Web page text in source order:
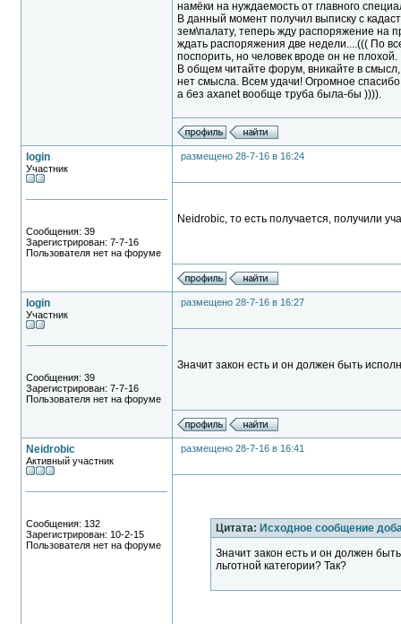
намёки на нуждаемость от главного
В данный момент получил выписку с
зем\палату, теперь жду распоряжение на
ждать распоряжения две недели....((( По
поспорить, но человек вроде он не плохой.
В общем читайте форум, вникайте в
нет смысла. Всем удачи! Огромное
а без axanet вообще труба была-бы )))).
login
Участник
Сообщения: 39
Зарегистрирован: 7-7-16
Пользователя нет на форуме
размещено 28-7-16 в 16:24
Neidrobic, то есть получается, получили
login
Участник
Сообщения: 39
Зарегистрирован: 7-7-16
Пользователя нет на форуме
размещено 28-7-16 в 16:27
Значит закон есть и он должен быть
Neidrobic
Активный участник
Сообщения: 132
Зарегистрирован: 10-2-15
Пользователя нет на форуме
размещено 28-7-16 в 16:41
Цитата: Исходное сообщение
Значит закон есть и он должен
льготной категории? Так?